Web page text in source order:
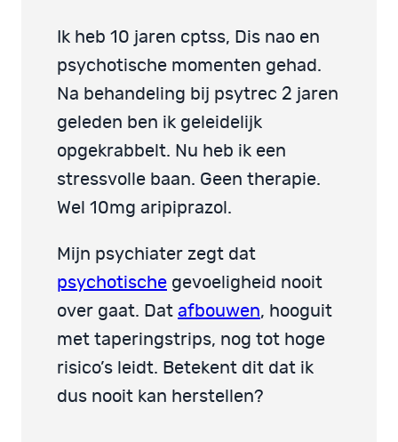
Ik heb 10 jaren cptss, Dis nao en
psychotische momenten gehad.
Na behandeling bij psytrec 2 jaren
geleden ben ik geleidelijk
opgekrabbelt. Nu heb ik een
stressvolle baan. Geen therapie.
Wel 10mg aripiprazol.
Mijn psychiater zegt dat
psychotische gevoeligheid nooit
over gaat. Dat afbouwen, hooguit
met taperingstrips, nog tot hoge
risico’s leidt. Betekent dit dat ik
dus nooit kan herstellen?